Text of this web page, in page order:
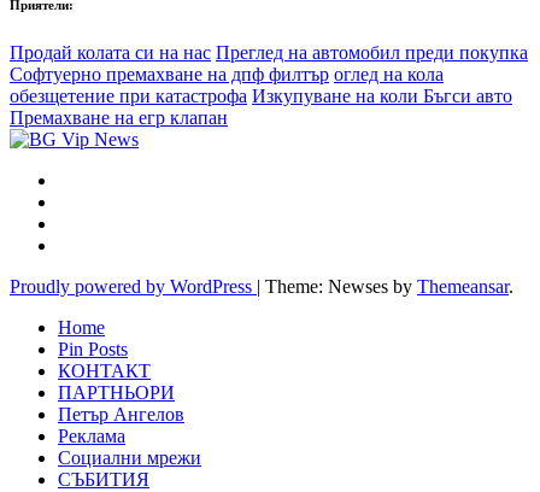
Приятели:
Продай колата си на нас Преглед на автомобил преди покупка
Софтуерно премахване на дпф филтър оглед на кола
обезщетение при катастрофа Изкупуване на коли Бъгси авто
Премахване на егр клапан
Proudly powered by WordPress | Theme: Newses by Themeansar.
Home
Pin Posts
КОНТАКТ
ПАРТНЬОРИ
Петър Ангелов
Реклама
Социални мрежи
СЪБИТИЯ